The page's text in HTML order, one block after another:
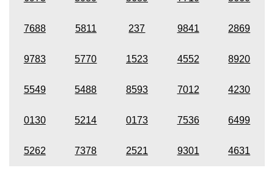
7688 5811 237 9841 2869
9783 5770 1523 4552 8920
5549 5488 8593 7012 4230
0130 5214 0173 7536 6499
5262 7378 2521 9301 4631